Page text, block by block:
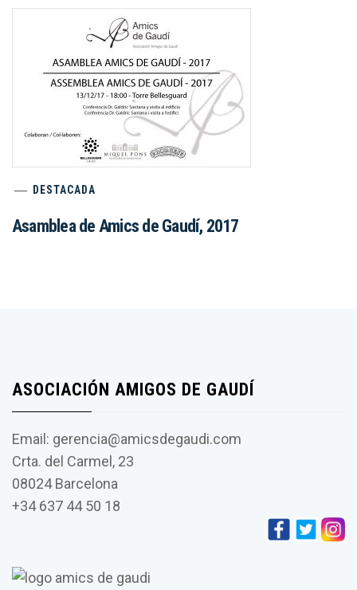
DESTACADA
Asamblea de Amics de Gaudí, 2017
ASOCIACIÓN AMIGOS DE GAUDÍ
Email: gerencia@amicsdegaudi.com
Crta. del Carmel, 23
08024 Barcelona
+34 637 44 50 18